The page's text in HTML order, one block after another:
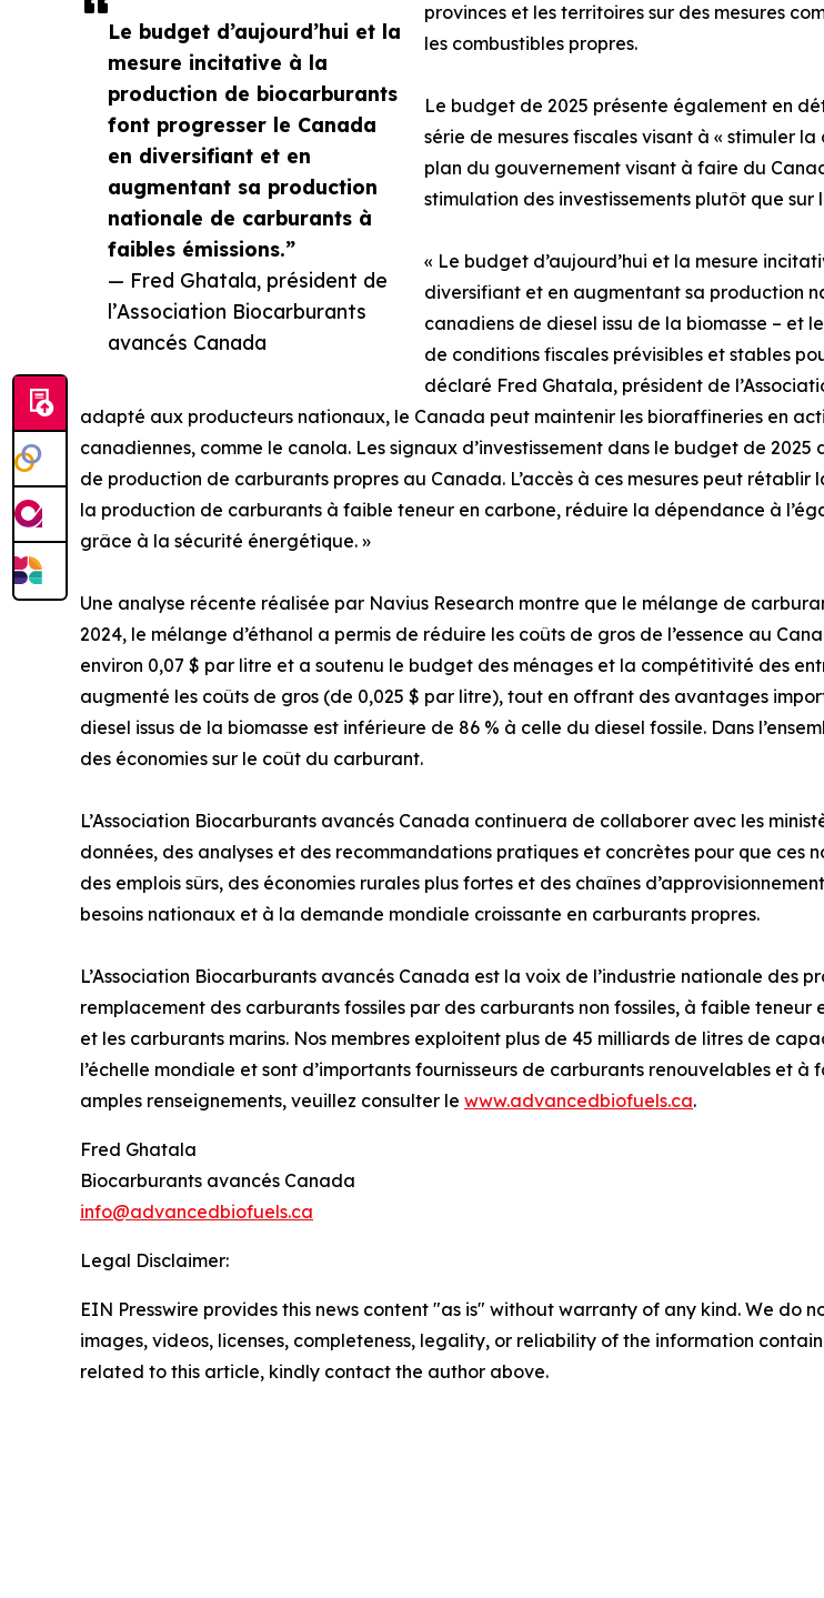
Le budget d’aujourd’hui et la
mesure incitative à la
production de biocarburants
font progresser le Canada
en diversifiant et en
augmentant sa production
nationale de carburants à
faibles émissions.”
— Fred Ghatala, président de
l’Association Biocarburants
avancés Canada
provinces et les territoires sur des mesures
les combustibles propres.
Le budget de 2025 présente également en
série de mesures fiscales visant à « stimuler
plan du gouvernement visant à faire du
stimulation des investissements plutôt que
« Le budget d’aujourd’hui et la mesure
diversifiant et en augmentant sa production
canadiens de diesel issu de la biomasse – et
de conditions fiscales prévisibles et stables
déclaré Fred Ghatala, président de
adapté aux producteurs nationaux, le Canada peut maintenir les bioraffineries en
canadiennes, comme le canola. Les signaux d’investissement dans le budget de
de production de carburants propres au Canada. L’accès à ces mesures peut
la production de carburants à faible teneur en carbone, réduire la dépendance à
grâce à la sécurité énergétique. »
Une analyse récente réalisée par Navius Research montre que le mélange de
2024, le mélange d’éthanol a permis de réduire les coûts de gros de l’essence au
environ 0,07 $ par litre et a soutenu le budget des ménages et la compétitivité des
augmenté les coûts de gros (de 0,025 $ par litre), tout en offrant des avantages
diesel issus de la biomasse est inférieure de 86 % à celle du diesel fossile. Dans
des économies sur le coût du carburant.
L’Association Biocarburants avancés Canada continuera de collaborer avec les
données, des analyses et des recommandations pratiques et concrètes pour que ces
des emplois sûrs, des économies rurales plus fortes et des chaînes
besoins nationaux et à la demande mondiale croissante en carburants propres.
L’Association Biocarburants avancés Canada est la voix de l’industrie nationale des
remplacement des carburants fossiles par des carburants non fossiles, à faible
et les carburants marins. Nos membres exploitent plus de 45 milliards de litres de
l’échelle mondiale et sont d’importants fournisseurs de carburants renouvelables et
amples renseignements, veuillez consulter le www.advancedbiofuels.ca.
Fred Ghatala
Biocarburants avancés Canada
info@advancedbiofuels.ca
Legal Disclaimer:
EIN Presswire provides this news content "as is" without warranty of any kind. We
images, videos, licenses, completeness, legality, or reliability of the information
related to this article, kindly contact the author above.